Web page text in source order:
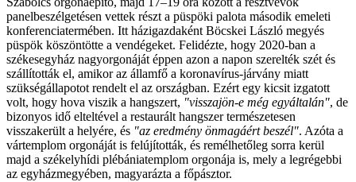
panelbeszélgetésen vettek részt a püspöki palota második emeleti
konferenciatermében. Itt házigazdaként Böcskei László megyés
püspök köszöntötte a vendégeket. Felidézte, hogy 2020-ban a
székesegyház nagyorgonáját éppen azon a napon szerelték szét és
szállították el, amikor az államfő a koronavírus-járvány miatt
szükségállapotot rendelt el az országban. Ezért egy kicsit izgatott
volt, hogy hova viszik a hangszert, "visszajön-e még egyáltalán", de
bizonyos idő elteltével a restaurált hangszer természetesen
visszakerült a helyére, és "az eredmény önmagáért beszél". Azóta a
vártemplom orgonáját is felújították, és remélhetőleg sorra kerül
majd a székelyhídi plébániatemplom orgonája is, mely a legrégebbi
az egyházmegyében, magyarázta a főpásztor.